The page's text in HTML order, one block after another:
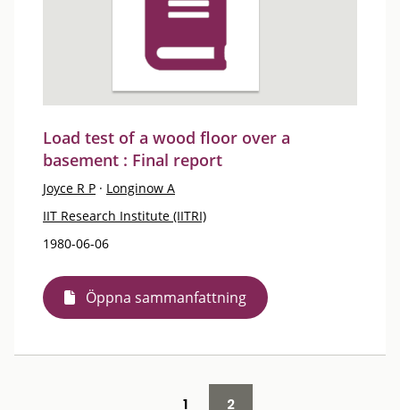
Load test of a wood floor over a
basement : Final report
Joyce R P · Longinow A
IIT Research Institute (IITRI)
1980-06-06
Öppna sammanfattning
1 2